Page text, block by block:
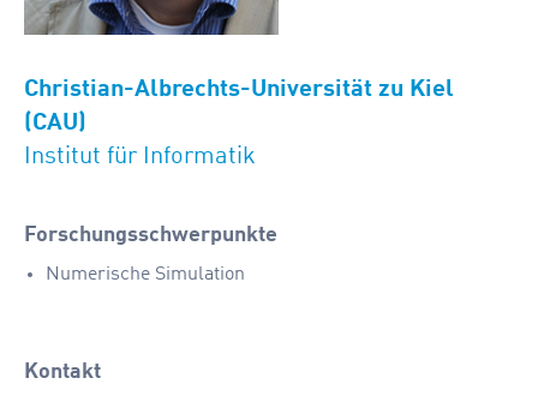
Christian-Albrechts-Universität zu Kiel
(CAU)
Institut für Informatik
Forschungsschwerpunkte
Numerische Simulation
Kontakt